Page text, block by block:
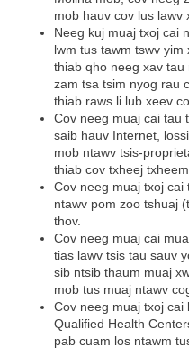
mob hauv cov lus lawv
Neeg kuj muaj txoj cai
lwm tus tawm tswv
thiab qho neeg xav
zam tsa tsim nyog rau
thiab raws li lub xeev
Cov neeg muaj cai tau
saib hauv Internet,
mob ntawv tsis-
thiab cov txheej
Cov neeg muaj txoj cai
ntawv pom zoo tshuaj
thov.
Cov neeg muaj cai
tias lawv tsis tau sauv
sib ntsib thaum muaj
mob tus muaj ntawv
Cov neeg muaj txoj cai
Qualified Health
pab cuam los ntawm